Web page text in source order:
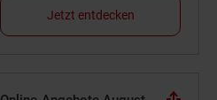
Jetzt entdecken